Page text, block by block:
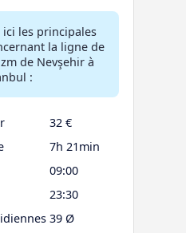
les principales
la ligne de
de Nevşehir à
:
32 €
7h 21min
09:00
23:30
39 Ø